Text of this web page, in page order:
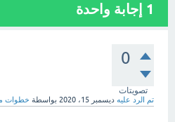
1 إجابة واحدة
0
تصويتات
تم الرد عليه ديسمبر 15، 2020 بواسطة خطوات